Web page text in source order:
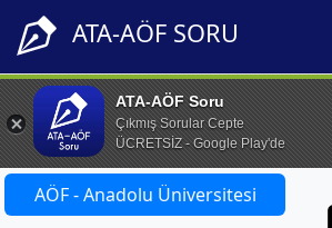
ATA-AÖF SORU
ATA-AÖF Soru
Çıkmış Sorular Cepte
ÜCRETSİZ - Google Play'de
AÖF - Anadolu Üniversitesi